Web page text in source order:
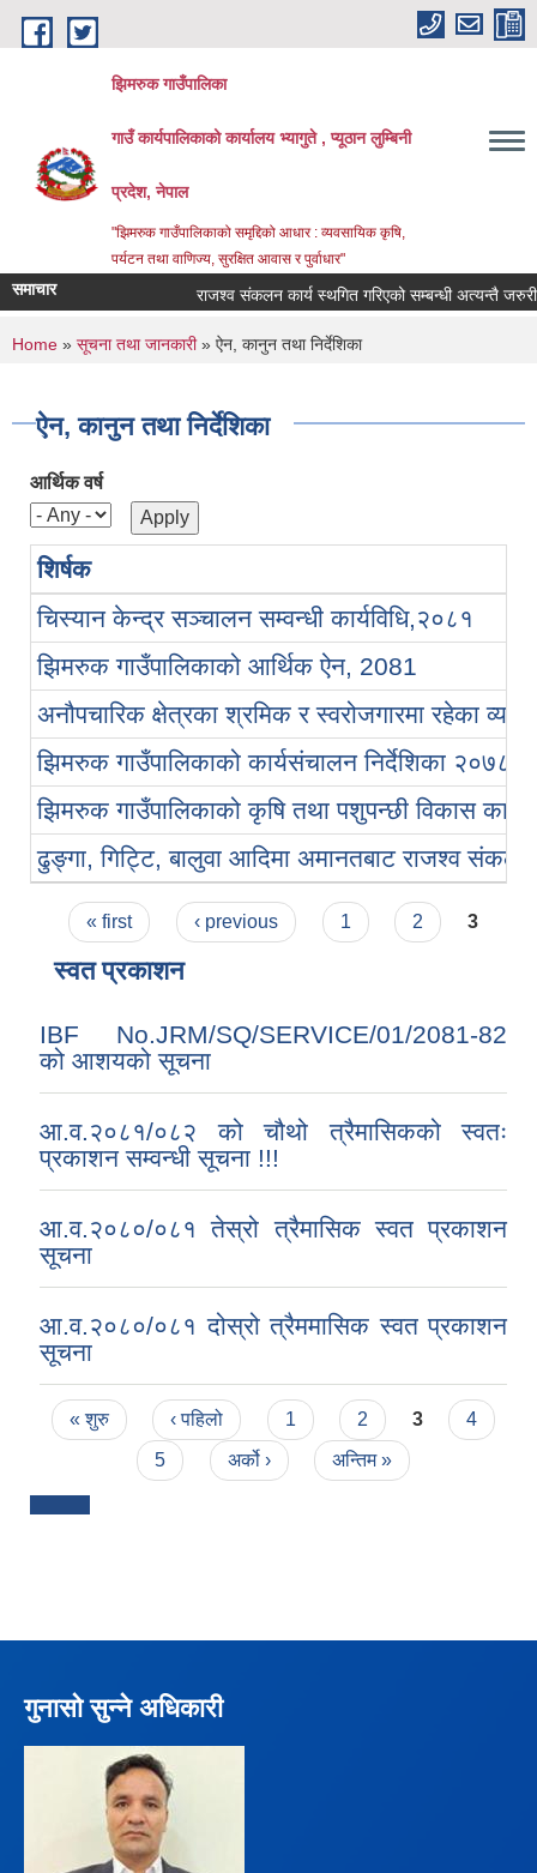
Skip to main content
झिमरुक गाउँपालिका
गाउँ कार्यपालिकाको कार्यालय भ्यागुते , प्यूठान लुम्बिनी
प्रदेश, नेपाल
"झिमरुक गाउँपालिकाको समृद्दिको आधार : व्यवसायिक कृषि,
पर्यटन तथा वाणिज्य, सुरक्षित आवास र पुर्वाधार"
समाचार राजश्व संकलन कार्य स्थगित गरिएको सम्बन्धी अत्यन्तै जरुरी
You are here
Home » सूचना तथा जानकारी» ऐन, कानुन तथा निर्देशिका
ऐन, कानुन तथा निर्देशिका
आर्थिक वर्ष
शिर्षक
चिस्यान केन्द्र सञ्चालन सम्वन्धी कार्यविधि,२०८१
झिमरुक गाउँपालिकाको आर्थिक ऐन, 2081
अनौपचारिक क्षेत्रका श्रमिक र स्वरोजगारमा रहेका
झिमरुक गाउँपालिकाको कार्यसंचालन निर्देशिका २०७८
झिमरुक गाउँपालिकाको कृषि तथा पशुपन्छी विकास
ढुङ्गा, गिट्टि, बालुवा आदिमा अमानतबाट राजश्व संकलन
Pages
« first ‹ previous 1 2 3
स्वत प्रकाशन
IBF No.JRM/SQ/SERVICE/01/2081-82
को आशयको सूचना
आ.व.२०८१/०८२ को चौथो त्रैमासिकको स्वतः
प्रकाशन सम्वन्धी सूचना !!!
आ.व.२०८०/०८१ तेस्रो त्रैमासिक स्वत प्रकाशन
सूचना
आ.व.२०८०/०८१ दोस्रो त्रैममासिक स्वत प्रकाशन
सूचना
Pages
« शुरु ‹ पहिलो 1 2 3
4
5
अर्को › अन्तिम »
गुनासो सुन्ने अधिकारी